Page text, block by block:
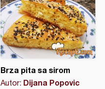
Brza pita sa sirom
Autor: Dijana Popovic